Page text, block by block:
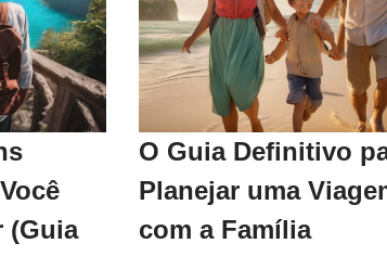
(Guia
O Guia Definitivo
Planejar uma
com a Família